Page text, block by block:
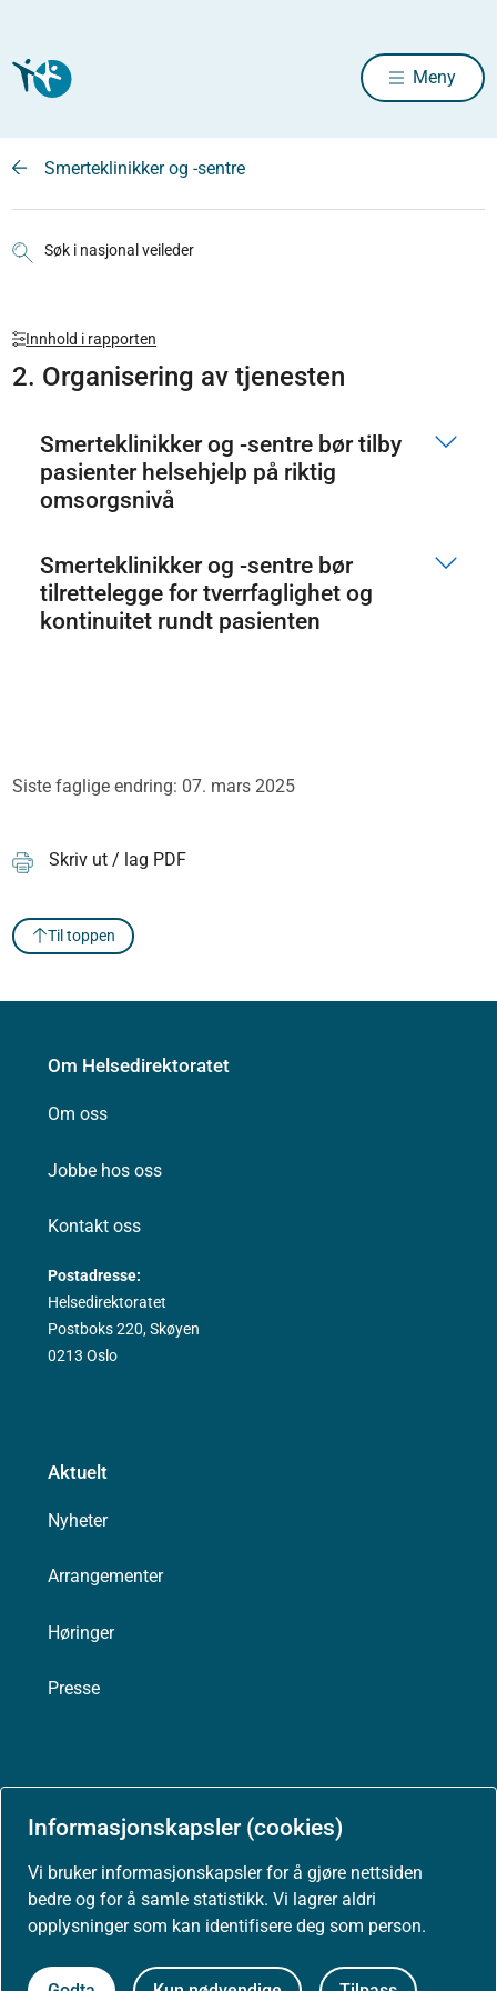
Informasjonskapsler (cookies)
Vi bruker informasjonskapsler for å gjøre nettsiden
bedre og for å samle statistikk. Vi lagrer aldri
opplysninger som kan identifisere deg som person.
Meny
Smerteklinikker og -sentre
Søk i nasjonal veileder
Innhold i rapporten
2. Organisering av tjenesten
Smerteklinikker og -sentre bør tilby
pasienter helsehjelp på riktig
omsorgsnivå
Smerteklinikker og -sentre bør
tilrettelegge for tverrfaglighet og
kontinuitet rundt pasienten
Siste faglige endring: 07. mars 2025
Skriv ut / lag PDF
Til toppen
Om Helsedirektoratet
Om oss
Jobbe hos oss
Kontakt oss
Postadresse:
Helsedirektoratet
Postboks 220, Skøyen
0213 Oslo
Aktuelt
Nyheter
Arrangementer
Høringer
Presse
Tilgjengelighetserklæring (uustatus.no)
Besøksstatistikk og informasjonskapsler